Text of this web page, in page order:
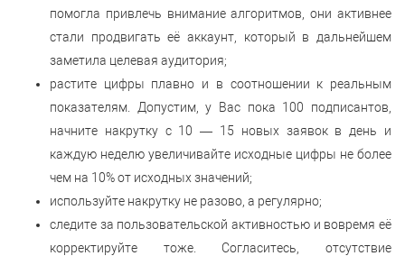
помогла привлечь внимание алгоритмов, они активнее
стали продвигать её аккаунт, который в дальнейшем
заметила целевая аудитория;
растите цифры плавно и в соотношении к реальным
показателям. Допустим, у Вас пока 100 подписантов,
начните накрутку с 10 — 15 новых заявок в день и
каждую неделю увеличивайте исходные цифры не более
чем на 10% от исходных значений;
используйте накрутку не разово, а регулярно;
следите за пользовательской активностью и вовремя её
корректируйте тоже. Согласитесь, отсутствие